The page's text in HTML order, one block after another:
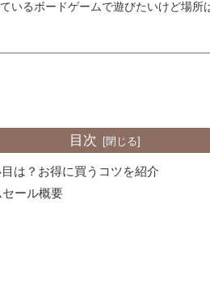
いるボードゲームで遊びたいけど場所
目次
は？お得に買うコツを紹介
ール概要